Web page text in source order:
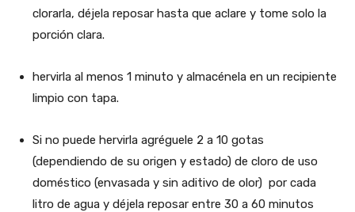
clorarla, déjela reposar hasta que aclare y tome solo la
porción clara.
hervirla al menos 1 minuto y almacénela en un recipiente
limpio con tapa.
Si no puede hervirla agréguele 2 a 10 gotas
(dependiendo de su origen y estado) de cloro de uso
doméstico (envasada y sin aditivo de olor) por cada
litro de agua y déjela reposar entre 30 a 60 minutos